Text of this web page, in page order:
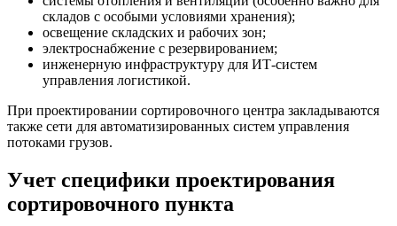
складов с особыми условиями хранения);
освещение складских и рабочих зон;
электроснабжение с резервированием;
инженерную инфраструктуру для ИТ-систем
управления логистикой.
При проектировании сортировочного центра закладываются
также сети для автоматизированных систем управления
потоками грузов.
Учет специфики проектирования
сортировочного пункта